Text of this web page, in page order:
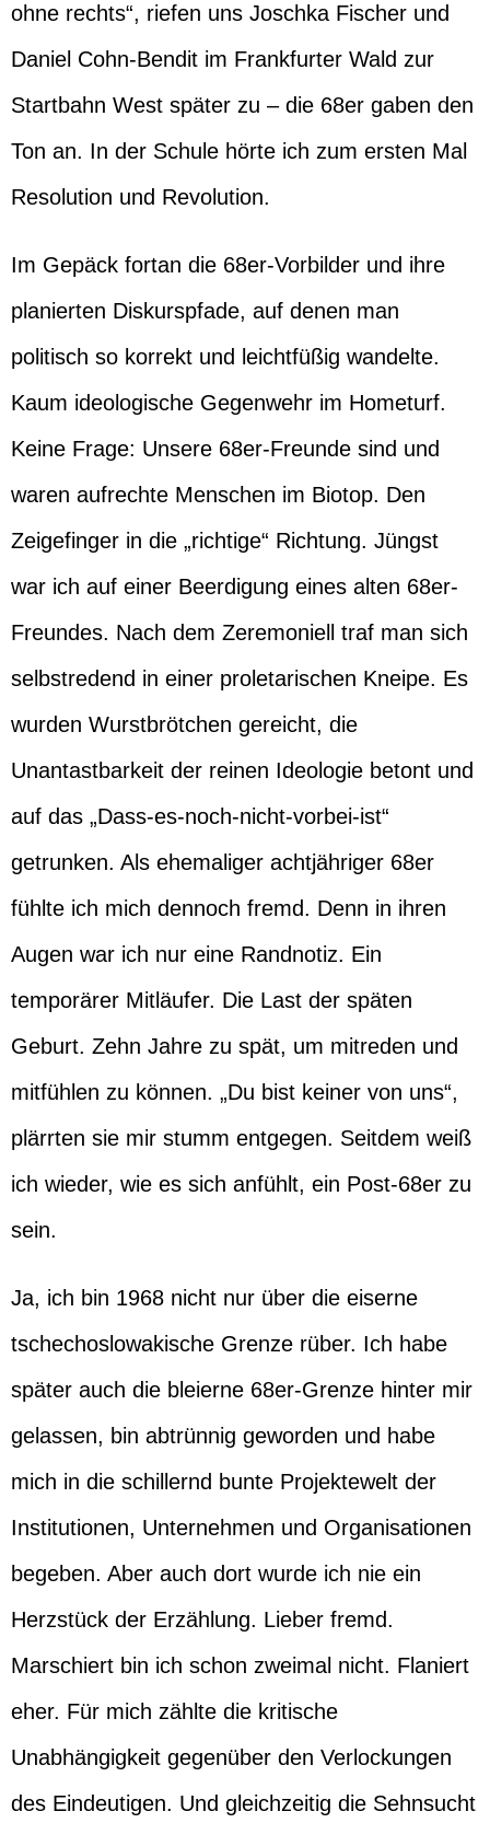
ohne rechts“, riefen uns Joschka Fischer und
Daniel Cohn-Bendit im Frankfurter Wald zur
Startbahn West später zu – die 68er gaben den
Ton an. In der Schule hörte ich zum ersten Mal
Resolution und Revolution.
Im Gepäck fortan die 68er-Vorbilder und ihre
planierten Diskurspfade, auf denen man
politisch so korrekt und leichtfüßig wandelte.
Kaum ideologische Gegenwehr im Hometurf.
Keine Frage: Unsere 68er-Freunde sind und
waren aufrechte Menschen im Biotop. Den
Zeigefinger in die „richtige“ Richtung. Jüngst
war ich auf einer Beerdigung eines alten 68er-
Freundes. Nach dem Zeremoniell traf man sich
selbstredend in einer proletarischen Kneipe. Es
wurden Wurstbrötchen gereicht, die
Unantastbarkeit der reinen Ideologie betont und
auf das „Dass-es-noch-nicht-vorbei-ist“
getrunken. Als ehemaliger achtjähriger 68er
fühlte ich mich dennoch fremd. Denn in ihren
Augen war ich nur eine Randnotiz. Ein
temporärer Mitläufer. Die Last der späten
Geburt. Zehn Jahre zu spät, um mitreden und
mitfühlen zu können. „Du bist keiner von uns“,
plärrten sie mir stumm entgegen. Seitdem weiß
ich wieder, wie es sich anfühlt, ein Post-68er zu
sein.
Ja, ich bin 1968 nicht nur über die eiserne
tschechoslowakische Grenze rüber. Ich habe
später auch die bleierne 68er-Grenze hinter mir
gelassen, bin abtrünnig geworden und habe
mich in die schillernd bunte Projektewelt der
Institutionen, Unternehmen und Organisationen
begeben. Aber auch dort wurde ich nie ein
Herzstück der Erzählung. Lieber fremd.
Marschiert bin ich schon zweimal nicht. Flaniert
eher. Für mich zählte die kritische
Unabhängigkeit gegenüber den Verlockungen
des Eindeutigen. Und gleichzeitig die Sehnsucht